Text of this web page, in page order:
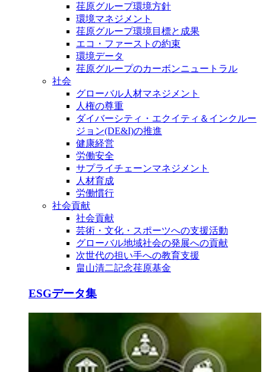
荏原グループ環境方針
環境マネジメント
荏原グループ環境目標と成果
エコ・ファーストの約束
環境データ
荏原グループのカーボンニュートラル
社会
グローバル人材マネジメント
人権の尊重
ダイバーシティ・エクイティ＆インクルー
ジョン(DE&I)の推進
健康経営
労働安全
サプライチェーンマネジメント
人材育成
労働慣行
社会貢献
社会貢献
芸術・文化・スポーツへの支援活動
グローバル地域社会の発展への貢献
次世代の担い手への教育支援
畠山清二記念荏原基金
ESGデータ集